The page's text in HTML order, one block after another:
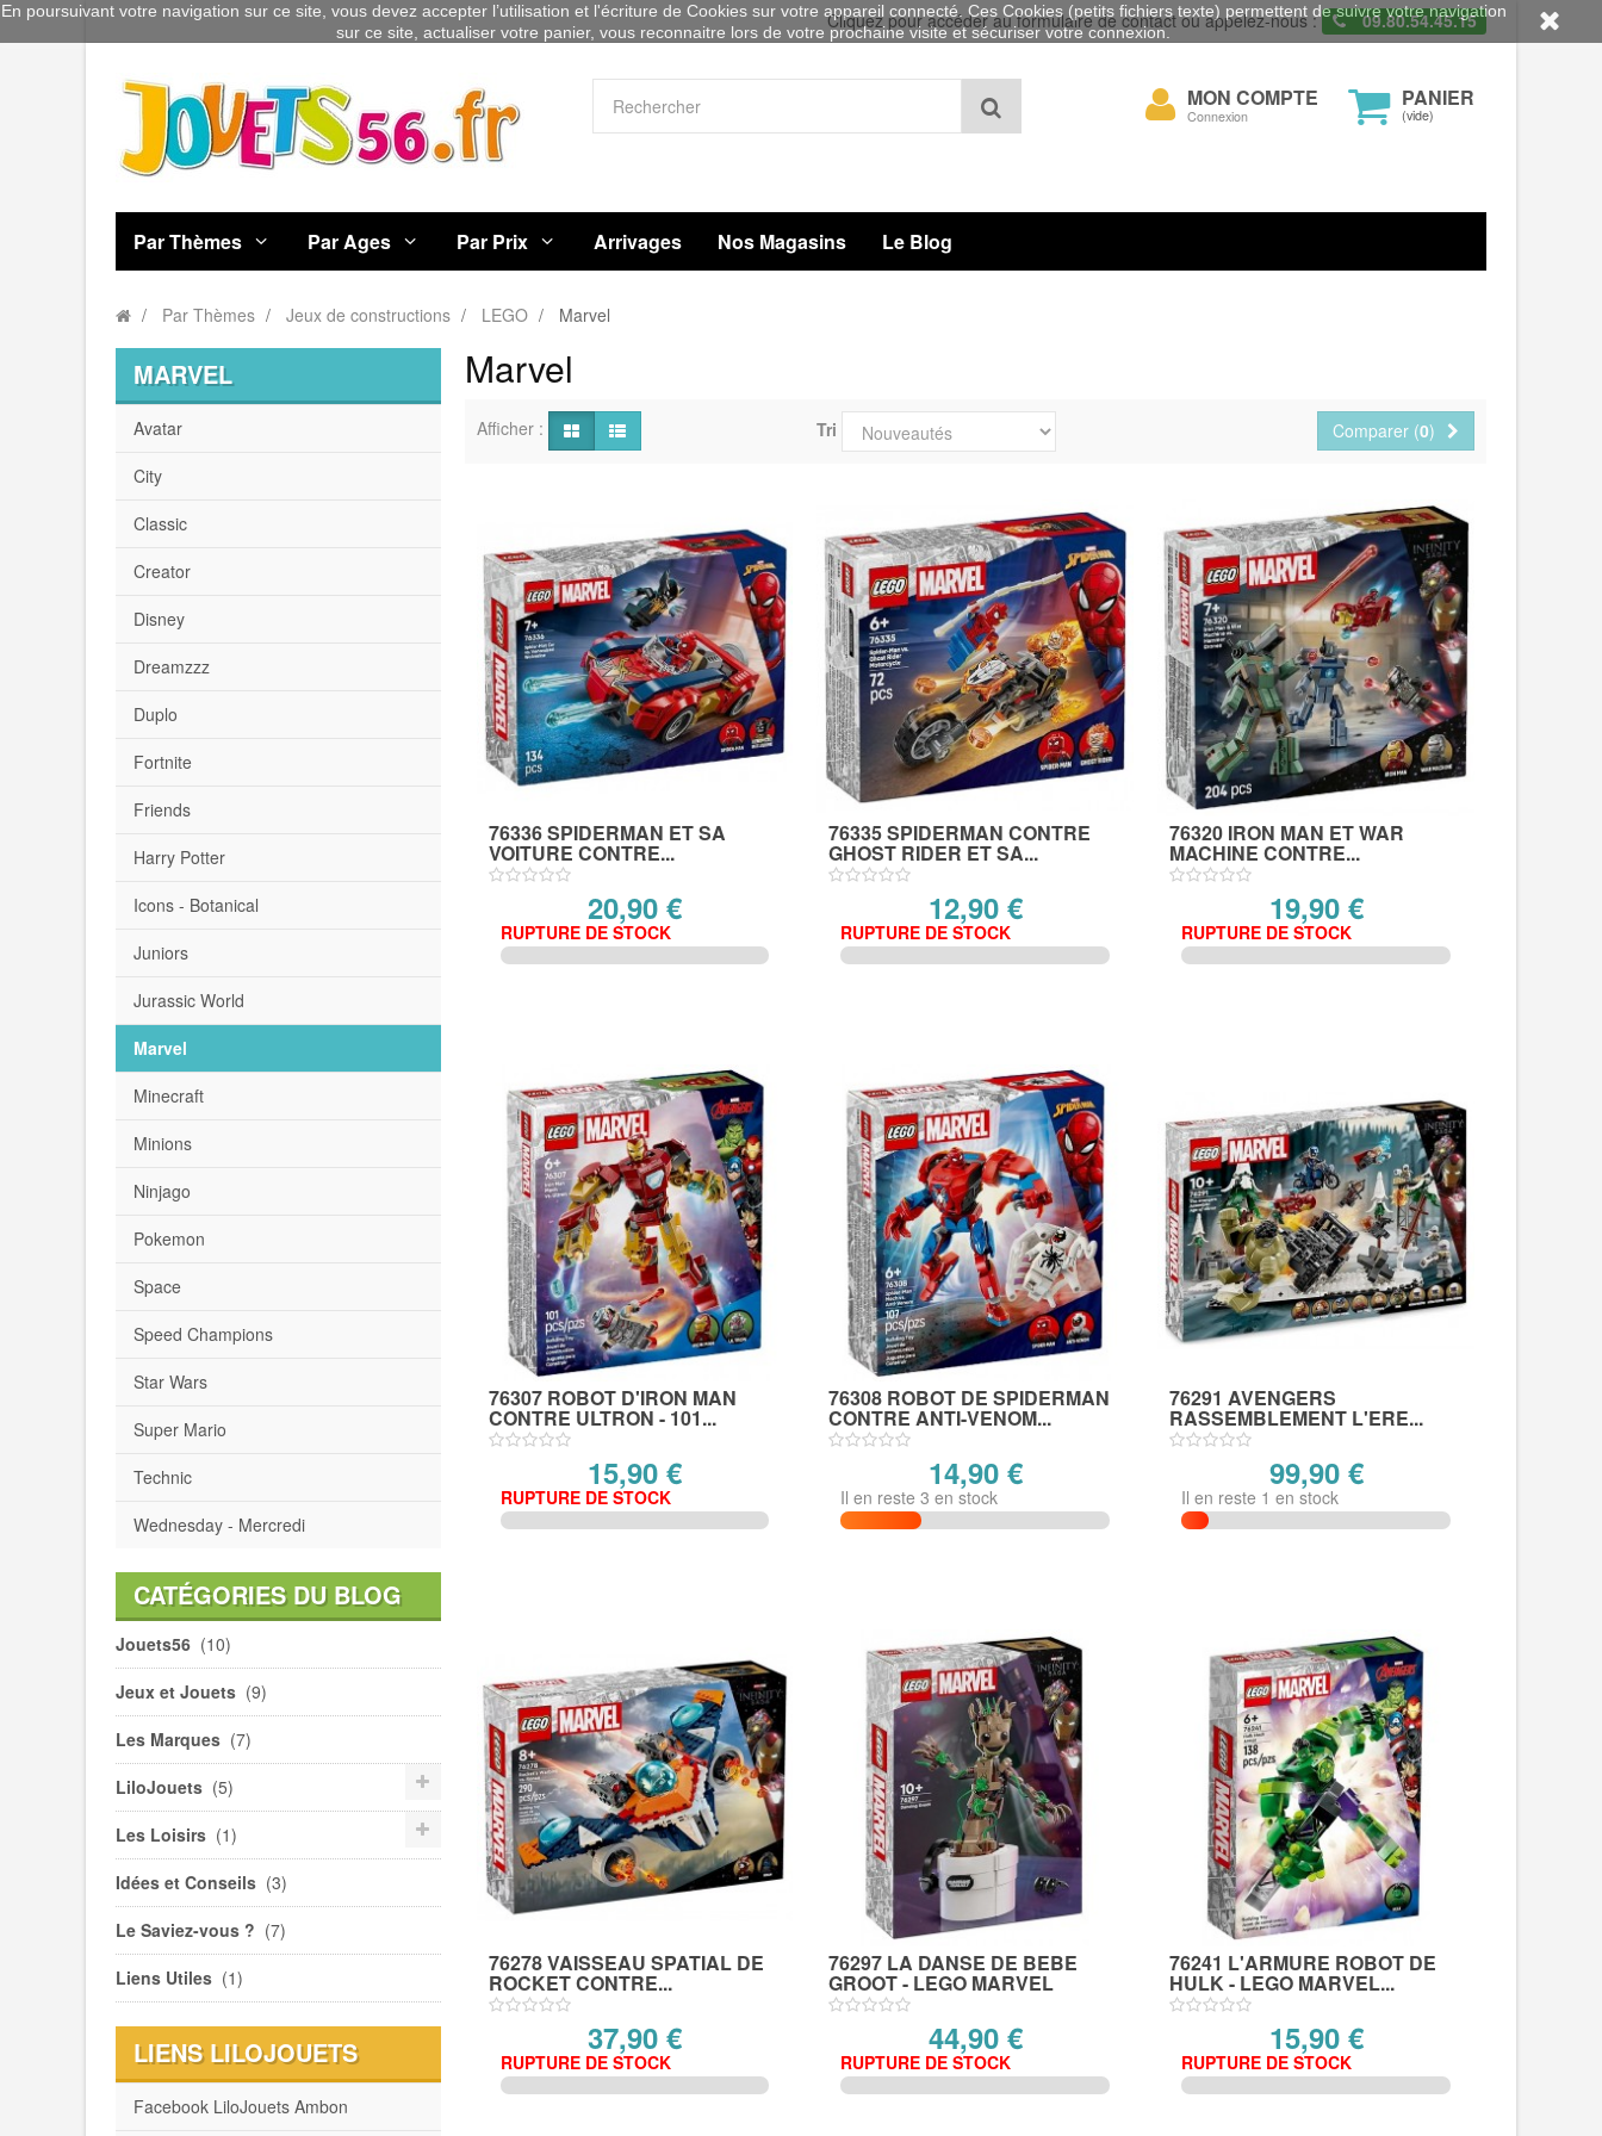
Cliquez pour accéder au formulaire de contact ou appelez-nous : 09.80.54.45.15
PANIER
(vide)
Mon
compte
MON COMPTE
Connexion
Par Thèmes Par Ages Par Prix Arrivages Nos Magasins Le Blog
Par Thèmes Jeux de constructions LEGO Marvel
MARVEL
Avatar
City
Classic
Creator
Disney
Dreamzzz
Duplo
Fortnite
Friends
Harry Potter
Icons - Botanical
Juniors
Jurassic World
Marvel
Minecraft
Minions
Ninjago
Pokemon
Space
Speed Champions
Star Wars
Super Mario
Technic
Wednesday - Mercredi
CATÉGORIES DU BLOG
Jouets56 (10)
Jeux et Jouets (9)
Les Marques (7)
LiloJouets (5)
Les Loisirs (1)
Idées et Conseils (3)
Le Saviez-vous ? (7)
Liens Utiles (1)
LIENS LILOJOUETS
Facebook LiloJouets Ambon
Marvel
Afficher : Tri Comparer (0)
76336 SPIDERMAN ET SA
VOITURE CONTRE...
20,90 €
RUPTURE DE STOCK
76335 SPIDERMAN CONTRE
GHOST RIDER ET SA...
12,90 €
RUPTURE DE STOCK
76320 IRON MAN ET WAR
MACHINE CONTRE...
19,90 €
RUPTURE DE STOCK
76307 ROBOT D'IRON MAN
CONTRE ULTRON - 101...
15,90 €
RUPTURE DE STOCK
76308 ROBOT DE SPIDERMAN
CONTRE ANTI-VENOM...
14,90 €
Il en reste 3 en stock
76291 AVENGERS
RASSEMBLEMENT L'ERE...
99,90 €
Il en reste 1 en stock
76278 VAISSEAU SPATIAL DE
ROCKET CONTRE...
37,90 €
RUPTURE DE STOCK
76297 LA DANSE DE BEBE
GROOT - LEGO MARVEL
44,90 €
RUPTURE DE STOCK
76241 L'ARMURE ROBOT DE
HULK - LEGO MARVEL...
15,90 €
RUPTURE DE STOCK
En poursuivant votre navigation sur ce site, vous devez accepter l’utilisation et l'écriture de Cookies sur votre appareil connecté. Ces Cookies (petits fichiers texte) permettent de suivre votre navigation
sur ce site, actualiser votre panier, vous reconnaitre lors de votre prochaine visite et sécuriser votre connexion.